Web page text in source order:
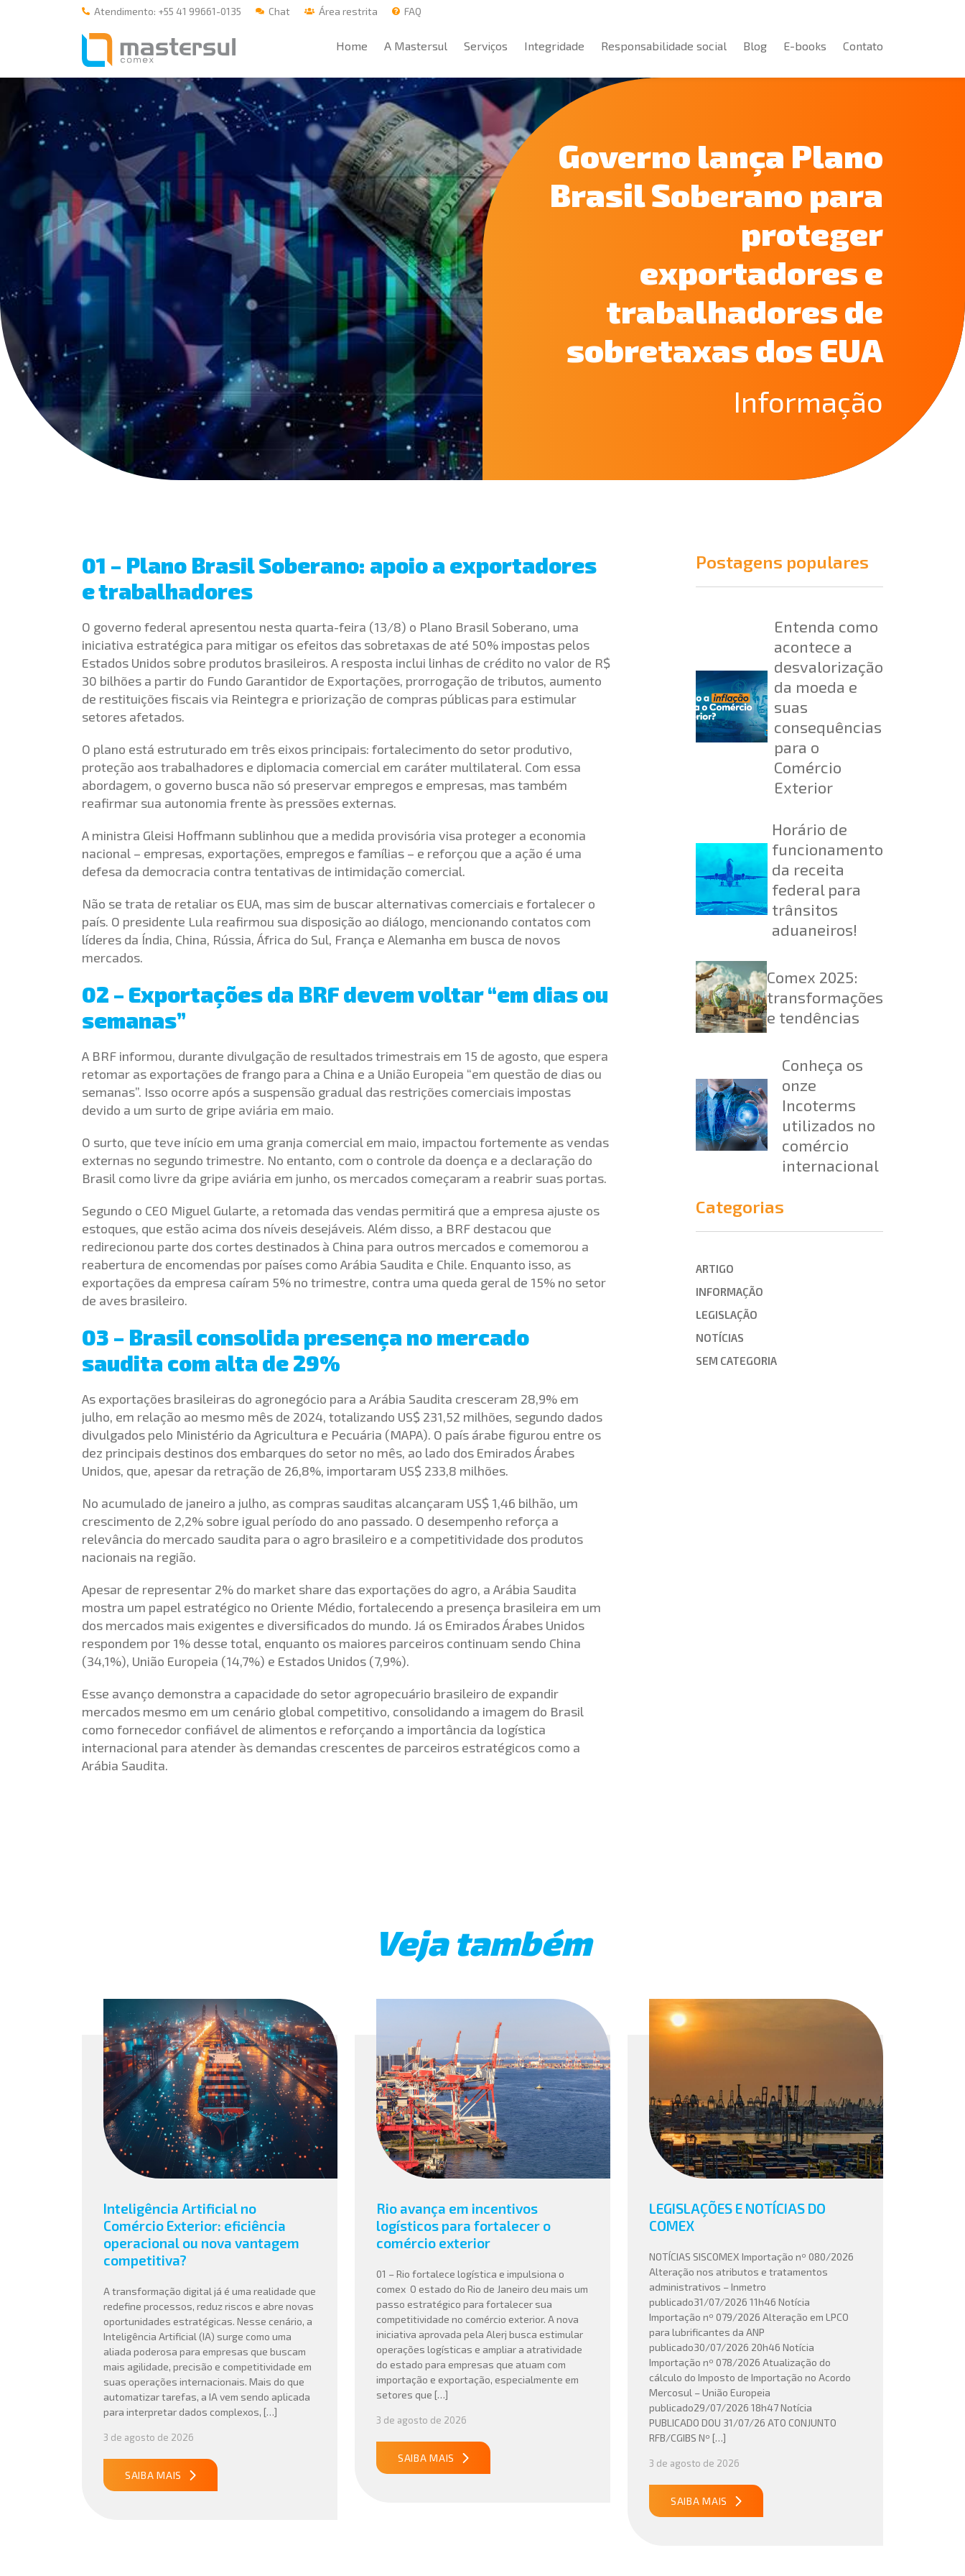
Atendimento: +55 41 99661-0135 Chat Área restrita FAQ
Home A Mastersul Serviços Integridade Responsabilidade social Blog E-books Contato
Home
A Mastersul
Serviços
Integridade
Responsabilidade social
Blog
E-books
Contato
Governo lança Plano
Brasil Soberano para
proteger
exportadores e
trabalhadores de
sobretaxas dos EUA
Informação
01 – Plano Brasil Soberano: apoio a exportadores
e trabalhadores
O governo federal apresentou nesta quarta-feira (13/8) o Plano Brasil Soberano, uma
iniciativa estratégica para mitigar os efeitos das sobretaxas de até 50% impostas pelos
Estados Unidos sobre produtos brasileiros. A resposta inclui linhas de crédito no valor de R$
30 bilhões a partir do Fundo Garantidor de Exportações, prorrogação de tributos, aumento
de restituições fiscais via Reintegra e priorização de compras públicas para estimular
setores afetados.
O plano está estruturado em três eixos principais: fortalecimento do setor produtivo,
proteção aos trabalhadores e diplomacia comercial em caráter multilateral. Com essa
abordagem, o governo busca não só preservar empregos e empresas, mas também
reafirmar sua autonomia frente às pressões externas.
A ministra Gleisi Hoffmann sublinhou que a medida provisória visa proteger a economia
nacional – empresas, exportações, empregos e famílias – e reforçou que a ação é uma
defesa da democracia contra tentativas de intimidação comercial.
Não se trata de retaliar os EUA, mas sim de buscar alternativas comerciais e fortalecer o
país. O presidente Lula reafirmou sua disposição ao diálogo, mencionando contatos com
líderes da Índia, China, Rússia, África do Sul, França e Alemanha em busca de novos
mercados.
02 – Exportações da BRF devem voltar “em dias ou
semanas”
A BRF informou, durante divulgação de resultados trimestrais em 15 de agosto, que espera
retomar as exportações de frango para a China e a União Europeia “em questão de dias ou
semanas”. Isso ocorre após a suspensão gradual das restrições comerciais impostas
devido a um surto de gripe aviária em maio.
O surto, que teve início em uma granja comercial em maio, impactou fortemente as vendas
externas no segundo trimestre. No entanto, com o controle da doença e a declaração do
Brasil como livre da gripe aviária em junho, os mercados começaram a reabrir suas portas.
Segundo o CEO Miguel Gularte, a retomada das vendas permitirá que a empresa ajuste os
estoques, que estão acima dos níveis desejáveis. Além disso, a BRF destacou que
redirecionou parte dos cortes destinados à China para outros mercados e comemorou a
reabertura de encomendas por países como Arábia Saudita e Chile. Enquanto isso, as
exportações da empresa caíram 5% no trimestre, contra uma queda geral de 15% no setor
de aves brasileiro.
03 – Brasil consolida presença no mercado
saudita com alta de 29%
As exportações brasileiras do agronegócio para a Arábia Saudita cresceram 28,9% em
julho, em relação ao mesmo mês de 2024, totalizando US$ 231,52 milhões, segundo dados
divulgados pelo Ministério da Agricultura e Pecuária (MAPA). O país árabe figurou entre os
dez principais destinos dos embarques do setor no mês, ao lado dos Emirados Árabes
Unidos, que, apesar da retração de 26,8%, importaram US$ 233,8 milhões.
No acumulado de janeiro a julho, as compras sauditas alcançaram US$ 1,46 bilhão, um
crescimento de 2,2% sobre igual período do ano passado. O desempenho reforça a
relevância do mercado saudita para o agro brasileiro e a competitividade dos produtos
nacionais na região.
Apesar de representar 2% do market share das exportações do agro, a Arábia Saudita
mostra um papel estratégico no Oriente Médio, fortalecendo a presença brasileira em um
dos mercados mais exigentes e diversificados do mundo. Já os Emirados Árabes Unidos
respondem por 1% desse total, enquanto os maiores parceiros continuam sendo China
(34,1%), União Europeia (14,7%) e Estados Unidos (7,9%).
Esse avanço demonstra a capacidade do setor agropecuário brasileiro de expandir
mercados mesmo em um cenário global competitivo, consolidando a imagem do Brasil
como fornecedor confiável de alimentos e reforçando a importância da logística
internacional para atender às demandas crescentes de parceiros estratégicos como a
Arábia Saudita.
Postagens populares
Entenda como
acontece a
desvalorização
da moeda e
suas
consequências
para o
Comércio
Exterior
Horário de
funcionamento
da receita
federal para
trânsitos
aduaneiros!
Comex 2025:
transformações
e tendências
Conheça os
onze
Incoterms
utilizados no
comércio
internacional
Categorias
ARTIGO
INFORMAÇÃO
LEGISLAÇÃO
NOTÍCIAS
SEM CATEGORIA
Veja também
Inteligência Artificial no
Comércio Exterior: eficiência
operacional ou nova vantagem
competitiva?
A transformação digital já é uma realidade que
redefine processos, reduz riscos e abre novas
oportunidades estratégicas. Nesse cenário, a
Inteligência Artificial (IA) surge como uma
aliada poderosa para empresas que buscam
mais agilidade, precisão e competitividade em
suas operações internacionais. Mais do que
automatizar tarefas, a IA vem sendo aplicada
para interpretar dados complexos, […]
3 de agosto de 2026
SAIBA MAIS
Rio avança em incentivos
logísticos para fortalecer o
comércio exterior
01 – Rio fortalece logística e impulsiona o
comex O estado do Rio de Janeiro deu mais um
passo estratégico para fortalecer sua
competitividade no comércio exterior. A nova
iniciativa aprovada pela Alerj busca estimular
operações logísticas e ampliar a atratividade
do estado para empresas que atuam com
importação e exportação, especialmente em
setores que […]
3 de agosto de 2026
SAIBA MAIS
LEGISLAÇÕES E NOTÍCIAS DO
COMEX
NOTÍCIAS SISCOMEX Importação nº 080/2026
Alteração nos atributos e tratamentos
administrativos – Inmetro
publicado31/07/2026 11h46 Notícia
Importação nº 079/2026 Alteração em LPCO
para lubrificantes da ANP
publicado30/07/2026 20h46 Notícia
Importação nº 078/2026 Atualização do
cálculo do Imposto de Importação no Acordo
Mercosul – União Europeia
publicado29/07/2026 18h47 Notícia
PUBLICADO DOU 31/07/26 ATO CONJUNTO
RFB/CGIBS Nº […]
3 de agosto de 2026
SAIBA MAIS